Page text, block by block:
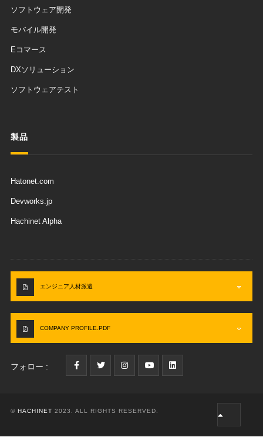
ソフトウェア開発
モバイル開発
Eコマース
DXソリューション
ソフトウェアテスト
製品
Hatonet.com
Devworks.jp
Hachinet Alpha
エンジニア人材派遣
COMPANY PROFILE.PDF
フォロー :
© HACHINET 2023. ALL RIGHTS RESERVED.